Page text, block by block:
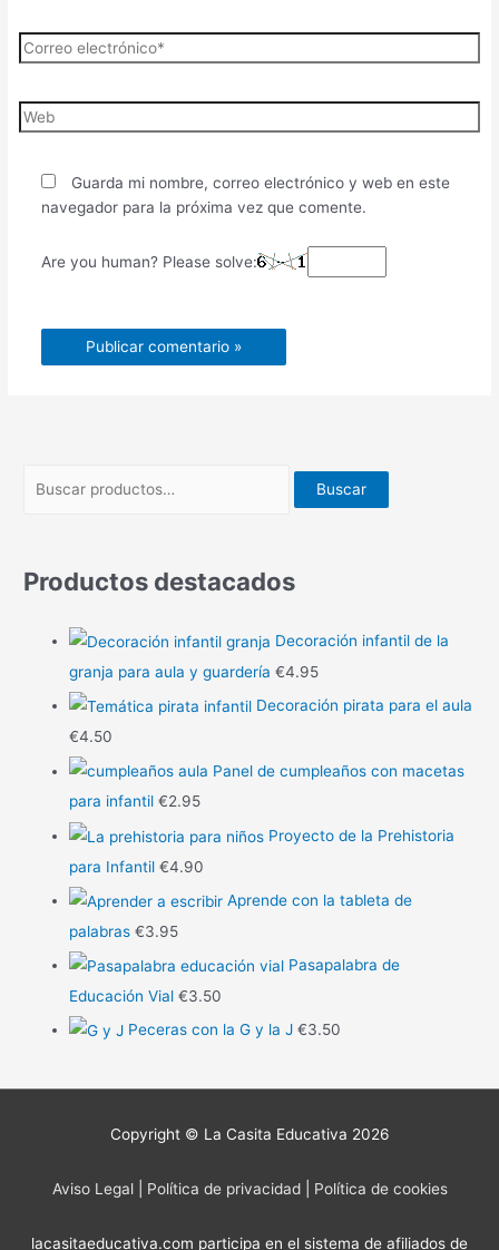
Guarda mi nombre, correo electrónico y web en este
navegador para la próxima vez que comente.
Are you human? Please solve:
Buscar
Productos destacados
Decoración infantil de la
granja para aula y guardería €4.95
Decoración pirata para el aula
€4.50
Panel de cumpleaños con macetas
para infantil €2.95
Proyecto de la Prehistoria
para Infantil €4.90
Aprende con la tableta de
palabras €3.95
Pasapalabra de
Educación Vial €3.50
Peceras con la G y la J €3.50
Copyright © La Casita Educativa 2026
Aviso Legal| Política de privacidad| Política de cookies
lacasitaeducativa.com participa en el sistema de afiliados de